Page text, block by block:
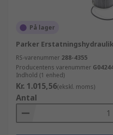
På lager
Parker
RS-varenummer 288-4355
Producentens varenummer
Indhold (1 enhed)
Kr. 1.015,56(ekskl. moms)
Antal